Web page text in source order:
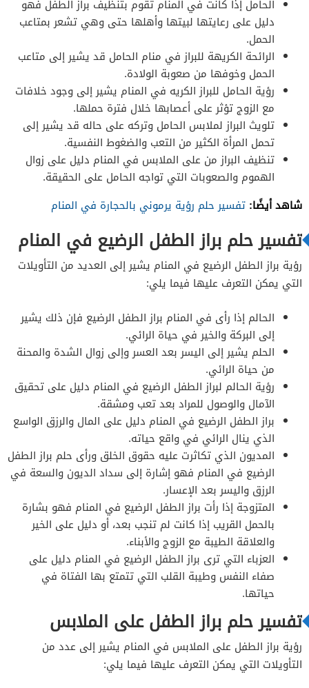
الحامل إذا كانت في المنام تقوم بتنظيف براز الطفل فهو
دليل على رعايتها لبيتها وأهلها حتى وهي تشعر بمتاعب
الحمل.
الرائحة الكريهة للبراز في منام الحامل قد يشير إلى متاعب
الحمل وخوفها من صعوبة الولادة.
رؤية الحامل للبراز الكريه في المنام يشير إلى وجود خلافات
مع الزوج تؤثر على أعصابها خلال فترة حملها.
تلويث البراز لملابس الحامل وتركه على حاله قد يشير إلى
تحمل المرأة الكثير من التعب والضغوط النفسية.
تنظيف البراز من على الملابس في المنام دليل على زوال
الهموم والصعوبات التي تواجه الحامل على الحقيقة.
شاهد أيضًا: تفسير حلم رؤية يرموني بالحجارة في المنام
تفسير حلم براز الطفل الرضيع في المنام
رؤية براز الطفل الرضيع في المنام يشير إلى العديد من التأويلات
التي يمكن التعرف عليها فيما يلي:
الحالم إذا رأى في المنام براز الطفل الرضيع فإن ذلك يشير
إلى البركة والخير في حياة الرائي.
الحلم يشير إلى اليسر بعد العسر وإلى زوال الشدة والمحنة
من حياة الرائي.
رؤية الحالم لبراز الطفل الرضيع في المنام دليل على تحقيق
الآمال والوصول للمراد بعد تعب ومشقة.
براز الطفل الرضيع في المنام دليل على المال والرزق الواسع
الذي ينال الرائي في واقع حياته.
المديون الذي تكاثرت عليه حقوق الخلق ورأى حلم براز الطفل
الرضيع في المنام فهو إشارة إلى سداد الديون والسعة في
الرزق واليسر بعد الإعسار.
المتزوجة إذا رأت براز الطفل الرضيع في المنام فهو بشارة
بالحمل القريب إذا كانت لم تنجب بعد، أو دليل على الخير
والعلاقة الطيبة مع الزوج والأبناء.
العزباء التي ترى براز الطفل الرضيع في المنام دليل على
صفاء النفس وطيبة القلب التي تتمتع بها الفتاة في
حياتها.
تفسير حلم براز الطفل على الملابس
رؤية براز الطفل على الملابس في المنام يشير إلى عدد من
التأويلات التي يمكن التعرف عليها فيما يلي: